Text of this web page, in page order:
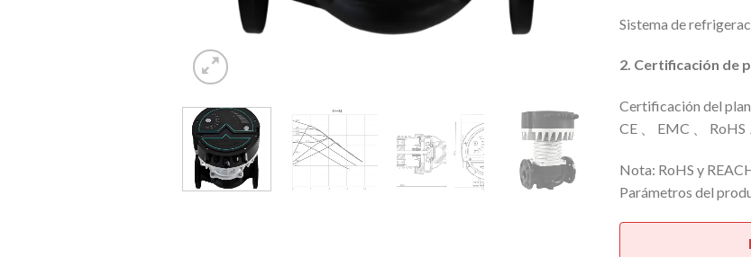
Sistema de
2. Certificación de
Certificación del
CE 、 EMC 、
Nota: RoHS y
Parámetros del